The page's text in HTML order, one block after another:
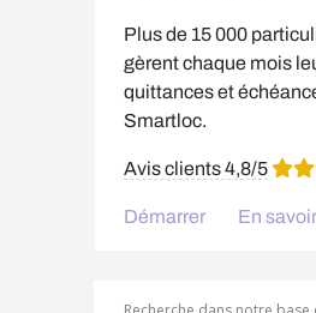
Plus de 15 000
gèrent chaque mois
quittances et
Smartloc.
Avis clients 4,8/5
Démarrer En